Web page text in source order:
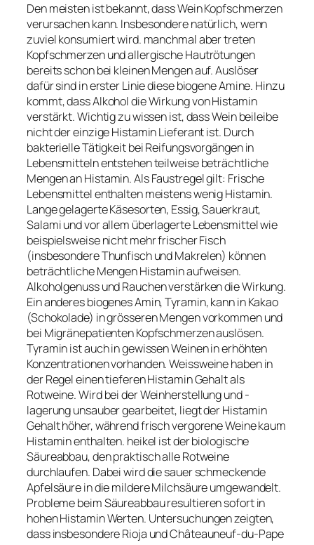
Den meisten ist bekannt, dass Wein Kopfschmerzen
verursachen kann. Insbesondere natürlich, wenn
zuviel konsumiert wird. manchmal aber treten
Kopfschmerzen und allergische Hautrötungen
bereits schon bei kleinen Mengen auf. Auslöser
dafür sind in erster Linie diese biogene Amine. Hinzu
kommt, dass Alkohol die Wirkung von Histamin
verstärkt. Wichtig zu wissen ist, dass Wein beileibe
nicht der einzige Histamin Lieferant ist. Durch
bakterielle Tätigkeit bei Reifungsvorgängen in
Lebensmitteln entstehen teilweise beträchtliche
Mengen an Histamin. Als Faustregel gilt: Frische
Lebensmittel enthalten meistens wenig Histamin.
Lange gelagerte Käsesorten, Essig, Sauerkraut,
Salami und vor allem überlagerte Lebensmittel wie
beispielsweise nicht mehr frischer Fisch
(insbesondere Thunfisch und Makrelen) können
beträchtliche Mengen Histamin aufweisen.
Alkoholgenuss und Rauchen verstärken die Wirkung.
Ein anderes biogenes Amin, Tyramin, kann in Kakao
(Schokolade) in grösseren Mengen vorkommen und
bei Migränepatienten Kopfschmerzen auslösen.
Tyramin ist auch in gewissen Weinen in erhöhten
Konzentrationen vorhanden. Weissweine haben in
der Regel einen tieferen Histamin Gehalt als
Rotweine. Wird bei der Weinherstellung und -
lagerung unsauber gearbeitet, liegt der Histamin
Gehalt höher, während frisch vergorene Weine kaum
Histamin enthalten. heikel ist der biologische
Säureabbau, den praktisch alle Rotweine
durchlaufen. Dabei wird die sauer schmeckende
Apfelsäure in die mildere Milchsäure umgewandelt.
Probleme beim Säureabbau resultieren sofort in
hohen Histamin Werten. Untersuchungen zeigten,
dass insbesondere Rioja und Châteauneuf-du-Pape